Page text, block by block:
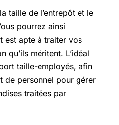
taille de l’entrepôt et le
pourrez ainsi
est apte à traiter vos
qu’ils méritent. L’idéal
taille-employés, afin
de personnel pour gérer
traitées par